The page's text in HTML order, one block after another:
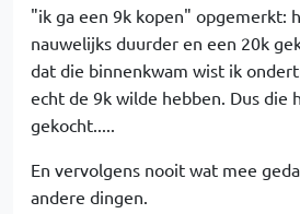
"ik ga een 9k kopen" opgemerkt:
nauwelijks duurder en een 20k
dat die binnenkwam wist ik
echt de 9k wilde hebben. Dus die
gekocht.....
En vervolgens nooit wat mee
andere dingen.